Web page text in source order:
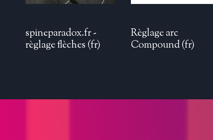
spineparadox.fr -
règlage flèches (fr)
Règlage arc
Compound (fr)